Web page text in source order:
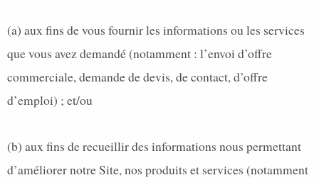
(a) aux fins de vous fournir les informations ou les services
que vous avez demandé (notamment : l’envoi d’offre
commerciale, demande de devis, de contact, d’offre
d’emploi) ; et/ou
(b) aux fins de recueillir des informations nous permettant
d’améliorer notre Site, nos produits et services (notamment